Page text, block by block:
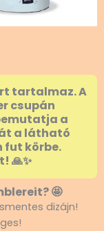
tartalmaz. A
csupán
a
a látható
fut körbe.
🙏✨
🤩
dizájn!